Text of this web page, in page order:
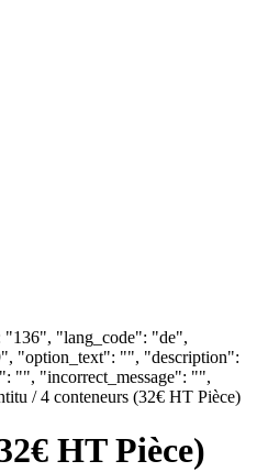
"lang_code": "de",
"option_text": "", "description":
"", "incorrect_message": "",
/ 4 conteneurs (32€ HT Pièce)
HT Pièce)